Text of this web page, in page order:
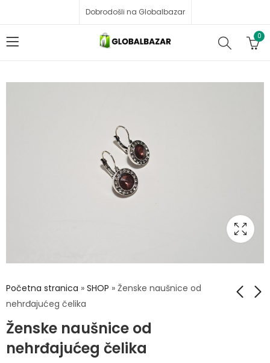
Dobrodošli na Globalbazar
0
Početna stranica » SHOP » Ženske naušnice od
nehrđajućeg čelika
Ženske naušnice od
nehrđajućeg čelika